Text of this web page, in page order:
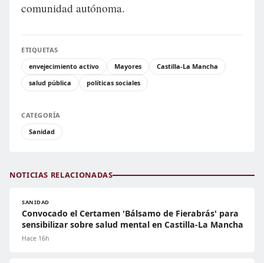
comunidad autónoma.
ETIQUETAS
envejecimiento activo
Mayores
Castilla-La Mancha
salud pública
políticas sociales
CATEGORÍA
Sanidad
NOTICIAS RELACIONADAS
SANIDAD
Convocado el Certamen 'Bálsamo de Fierabrás' para
sensibilizar sobre salud mental en Castilla-La Mancha
Hace 16h